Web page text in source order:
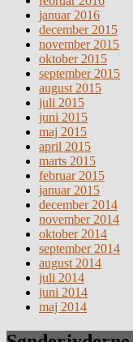
januar 2016
december 2015
november 2015
oktober 2015
september 2015
august 2015
juli 2015
juni 2015
maj 2015
april 2015
marts 2015
februar 2015
januar 2015
december 2014
november 2014
oktober 2014
september 2014
august 2014
juli 2014
juni 2014
maj 2014